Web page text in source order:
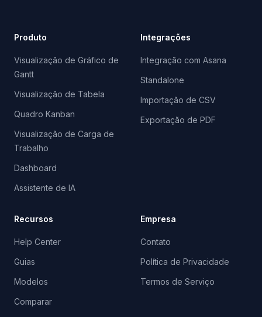
Produto
Visualização de Gráfico de
Gantt
Visualização de Tabela
Quadro Kanban
Visualização de Carga de
Trabalho
Dashboard
Assistente de IA
Integrações
Integração com Asana
Standalone
Importação de CSV
Exportação de PDF
Recursos
Help Center
Guias
Modelos
Comparar
Empresa
Contato
Política de Privacidade
Termos de Serviço